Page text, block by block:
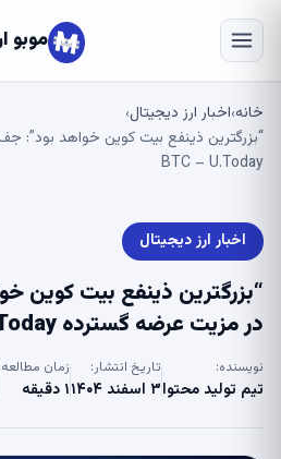
موبو
خانه›اخبار ارز دیجیتال›
“بزرگترین ذینفع بیت کوین خواهد بود”:
BTC – U.Today
اخبار ارز دیجیتال
“بزرگترین ذینفع بیت کوین
در مزیت عرضه گسترده BTC – U.Today
نویسنده:
تیم تولید محتوا
تاریخ انتشار:
۳ اسفند ۱۴۰۴
زمان مطالعه:
۱ دقیقه